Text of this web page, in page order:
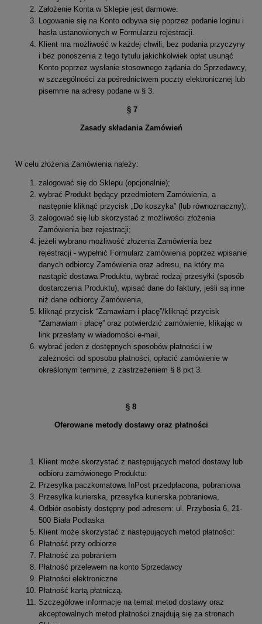
Założenie Konta w Sklepie jest darmowe.
Logowanie się na Konto odbywa się poprzez podanie loginu i
hasła ustanowionych w Formularzu rejestracji.
Klient ma możliwość w każdej chwili, bez podania przyczyny
i bez ponoszenia z tego tytułu jakichkolwiek opłat usunąć
Konto poprzez wysłanie stosownego żądania do Sprzedawcy,
w szczególności za pośrednictwem poczty elektronicznej lub
pisemnie na adresy podane w § 3.
§ 7
Zasady składania Zamówień
W celu złożenia Zamówienia należy:
zalogować się do Sklepu (opcjonalnie);
wybrać Produkt będący przedmiotem Zamówienia, a
następnie kliknąć przycisk „Do koszyka” (lub równoznaczny);
zalogować się lub skorzystać z możliwości złożenia
Zamówienia bez rejestracji;
jeżeli wybrano możliwość złożenia Zamówienia bez
rejestracji - wypełnić Formularz zamówienia poprzez wpisanie
danych odbiorcy Zamówienia oraz adresu, na który ma
nastąpić dostawa Produktu, wybrać rodzaj przesyłki (sposób
dostarczenia Produktu), wpisać dane do faktury, jeśli są inne
niż dane odbiorcy Zamówienia,
kliknąć przycisk “Zamawiam i płacę”/kliknąć przycisk
“Zamawiam i płacę” oraz potwierdzić zamówienie, klikając w
link przesłany w wiadomości e-mail,
wybrać jeden z dostępnych sposobów płatności i w
zależności od sposobu płatności, opłacić zamówienie w
określonym terminie, z zastrzeżeniem § 8 pkt 3.
§ 8
Oferowane metody dostawy oraz płatności
Klient może skorzystać z następujących metod dostawy lub
odbioru zamówionego Produktu:
Przesyłka paczkomatowa InPost przedpłacona, pobraniowa
Przesyłka kurierska, przesyłka kurierska pobraniowa,
Odbiór osobisty dostępny pod adresem: ul. Przybosia 6, 21-
500 Biała Podlaska
Klient może skorzystać z następujących metod płatności:
Płatność przy odbiorze
Płatność za pobraniem
Płatność przelewem na konto Sprzedawcy
Płatności elektroniczne
Płatność kartą płatniczą.
Szczegółowe informacje na temat metod dostawy oraz
akceptowalnych metod płatności znajdują się za stronach